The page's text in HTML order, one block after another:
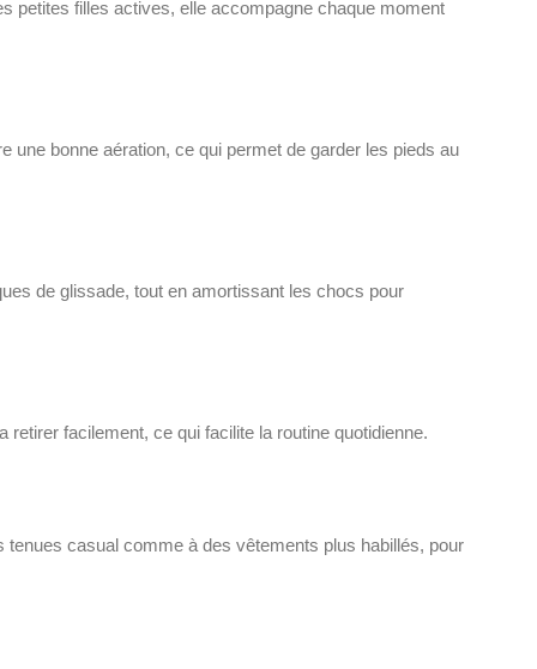
petites filles actives, elle accompagne chaque moment
bonne aération, ce qui permet de garder les pieds au
de glissade, tout en amortissant les chocs pour
facilement, ce qui facilite la routine quotidienne.
casual comme à des vêtements plus habillés, pour